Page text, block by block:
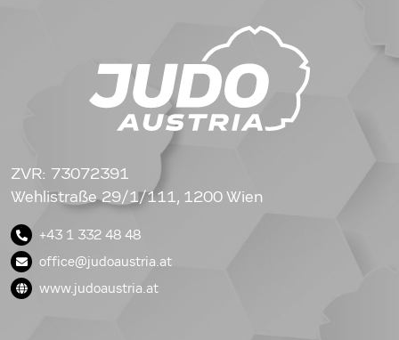
ZVR: 73072391
Wehlistraße 29/1/111, 1200 Wien
+43 1 332 48 48
office@judoaustria.at
www.judoaustria.at